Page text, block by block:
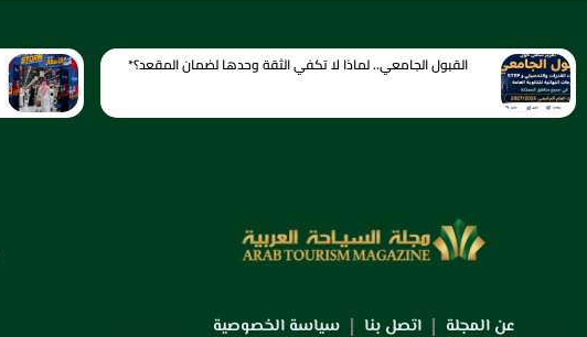
القبول الجامعي.. لماذا لا تكفي الثقة وحدها لضمان المقعد؟*
عن المجلة اتصل بنا سياسة الخصوصية